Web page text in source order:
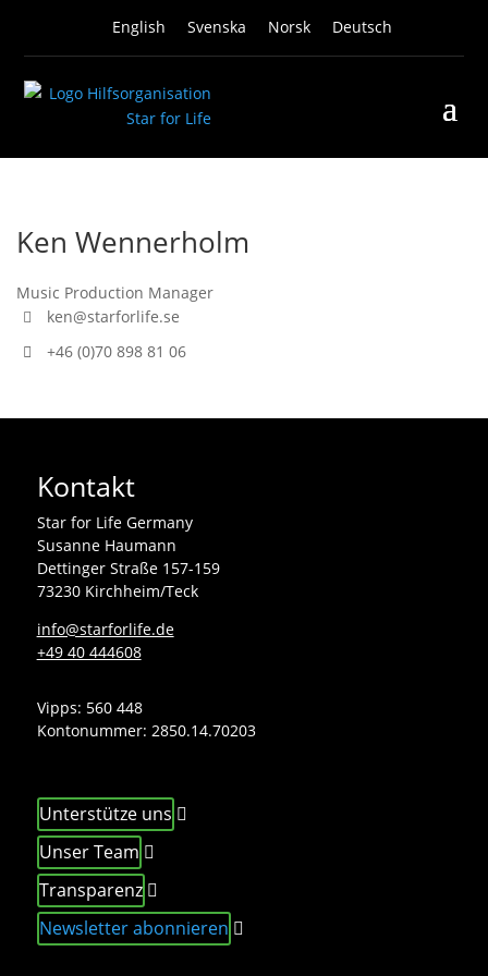
English Svenska Norsk Deutsch
Ken Wennerholm
Music Production Manager
ken@starforlife.se
+46 (0)70 898 81 06
Kontakt
Star for Life Germany
Susanne Haumann
Dettinger Straße 157-159
73230 Kirchheim/Teck
info@starforlife.de
+49 40 444608
Vipps: 560 448
Kontonummer: 2850.14.70203
Unterstütze uns
Unser Team
Transparenz
Newsletter abonnieren